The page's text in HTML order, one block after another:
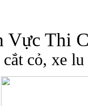
Vực Thi
cỏ, xe lu